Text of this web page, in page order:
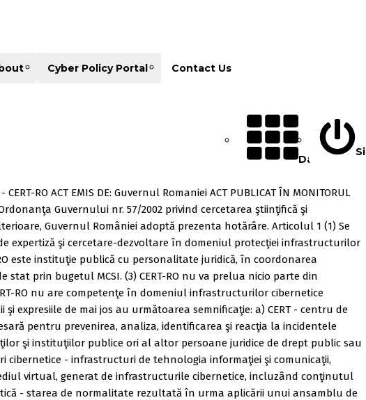
Cyber Policy Portal Contact Us
Database
RO ACT EMIS DE: Guvernul Romaniei ACT PUBLICAT ÎN MONITORUL
Guvernului nr. 57/2002 privind cercetarea ştiinţifică şi
Guvernul României adoptă prezenta hotărâre. Articolul 1 (1) Se
expertiză şi cercetare-dezvoltare în domeniul protecţiei infrastructurilor
este instituţie publică cu personalitate juridică, în coordonarea
prin bugetul MCSI. (3) CERT-RO nu va prelua nicio parte din
RO nu are competenţe în domeniul infrastructurilor cibernetice
de mai jos au următoarea semnificaţie: a) CERT - centru de
pentru prevenirea, analiza, identificarea şi reacţia la incidentele
şi instituţiilor publice ori al altor persoane juridice de drept public sau
cibernetice - infrastructuri de tehnologia informaţiei şi comunicaţii,
virtual, generat de infrastructurile cibernetice, incluzând conţinutul
- starea de normalitate rezultată în urma aplicării unui ansamblu de